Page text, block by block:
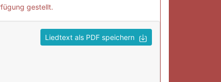
gestellt.
Liedtext als PDF speichern